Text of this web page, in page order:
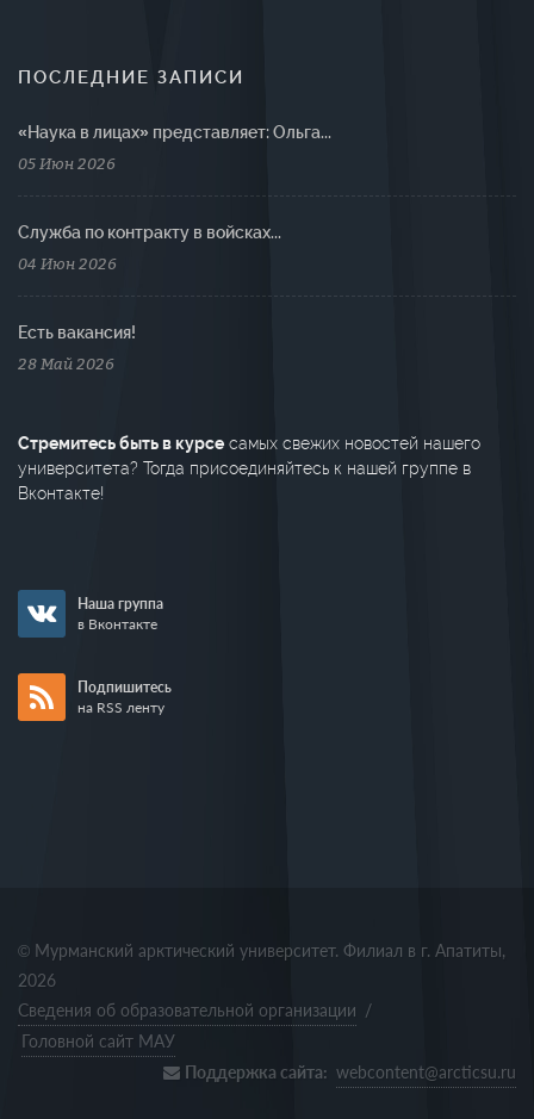
ПОСЛЕДНИЕ ЗАПИСИ
«Наука в лицах» представляет: Ольга...
05 Июн 2026
Cлужба по контракту в войсках...
04 Июн 2026
Есть вакансия!
28 Май 2026
Стремитесь быть в курсе самых свежих новостей нашего
университета? Тогда присоединяйтесь к нашей группе в
Вконтакте!
Наша группа
в Вконтакте
Подпишитесь
на RSS ленту
© Мурманский арктический университет. Филиал в г. Апатиты,
2026
Сведения об образовательной организации /
Головной сайт МАУ
Поддержка сайта: webcontent@arcticsu.ru